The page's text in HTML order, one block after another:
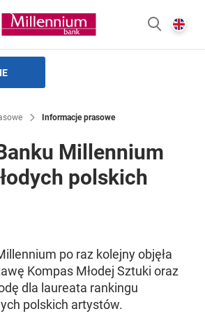
Bank Millennium homepage
Informacje prasowe
Millennium
polskich
po raz kolejny objęła
Kompas Młodej Sztuki oraz
dla laureata rankingu
polskich artystów.